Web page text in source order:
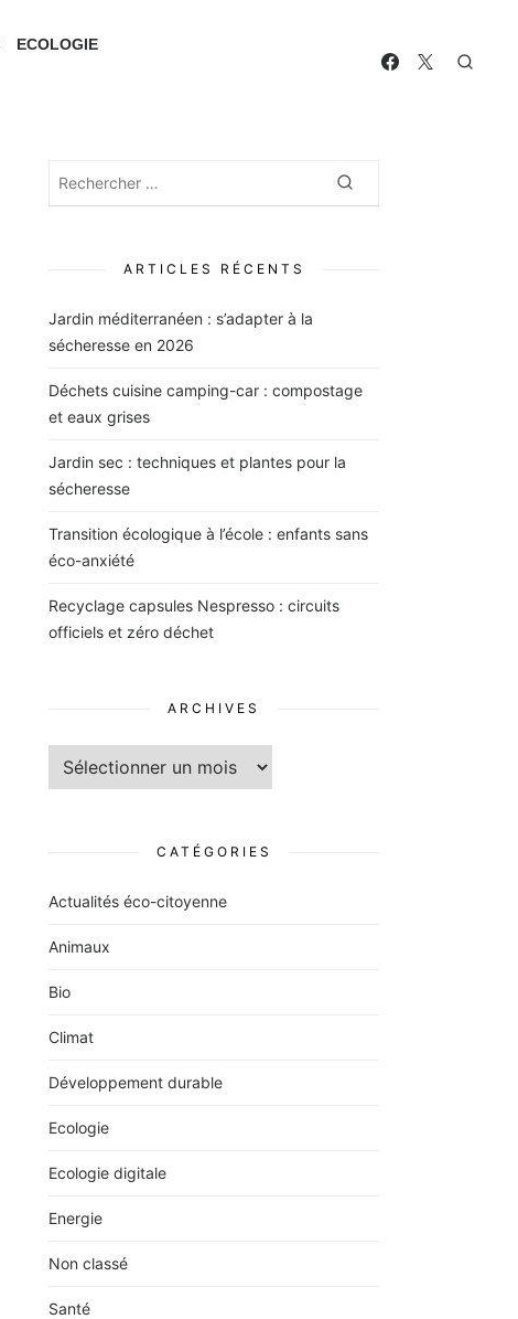
ECOLOGIE
Rechercher
ARTICLES RÉCENTS
Jardin méditerranéen : s’adapter à la
sécheresse en 2026
Déchets cuisine camping-car : compostage
et eaux grises
Jardin sec : techniques et plantes pour la
sécheresse
Transition écologique à l’école : enfants sans
éco-anxiété
Recyclage capsules Nespresso : circuits
officiels et zéro déchet
ARCHIVES
Archives
CATÉGORIES
Actualités éco-citoyenne
Animaux
Bio
Climat
Développement durable
Ecologie
Ecologie digitale
Energie
Non classé
Santé